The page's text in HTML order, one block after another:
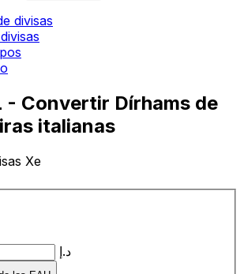
divisas
- Convertir Dírhams de
italianas
Xe
د.إ